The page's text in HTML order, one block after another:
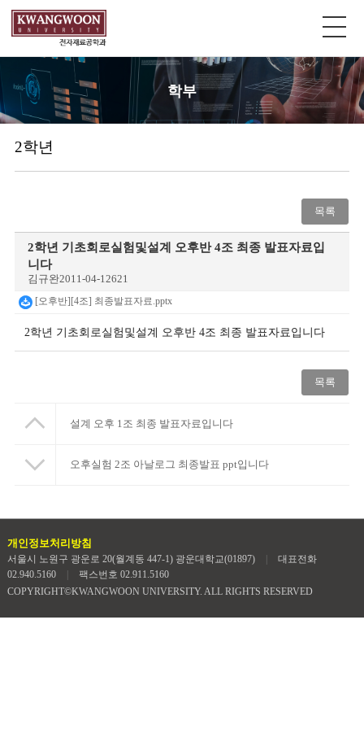
학부
2학년
목록
2학년 기초회로실험및설계 오후반 4조 최종 발표자료입
니다
김규완2011-04-12621
[오후반][4조] 최종발표자료.pptx
2학년 기초회로실험및설계 오후반 4조 최종 발표자료입니다
목록
설계 오후 1조 최종 발표자료입니다
오후실험 2조 아날로그 최종발표 ppt입니다
개인정보처리방침
서울시 노원구 광운로 20(월계동 447-1) 광운대학교(01897)
대표전화
02.940.5160
팩스번호 02.911.5160
COPYRIGHT©KWANGWOON UNIVERSITY. ALL RIGHTS RESERVED